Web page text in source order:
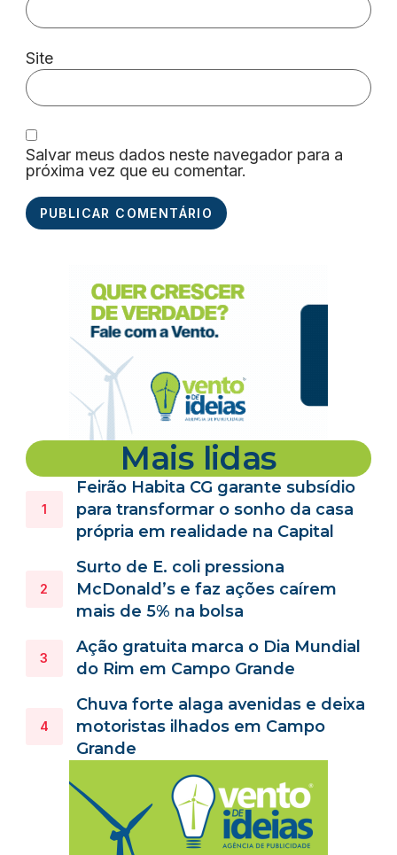
Site
Salvar meus dados neste navegador para a
próxima vez que eu comentar.
Mais lidas
Feirão Habita CG garante subsídio
para transformar o sonho da casa
própria em realidade na Capital
Surto de E. coli pressiona
McDonald’s e faz ações caírem
mais de 5% na bolsa
Ação gratuita marca o Dia Mundial
do Rim em Campo Grande
Chuva forte alaga avenidas e deixa
motoristas ilhados em Campo
Grande